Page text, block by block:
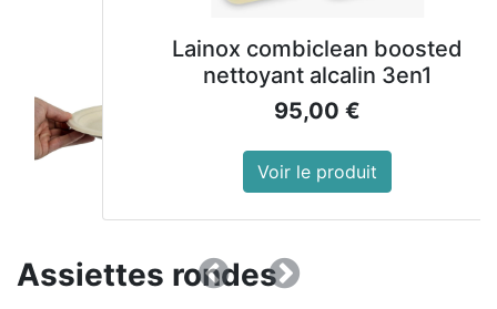
Assiettes rondes
Lainox combiclean boosted
nettoyant alcalin 3en1
95,00€
Voir le produit
PrécedentSuivant